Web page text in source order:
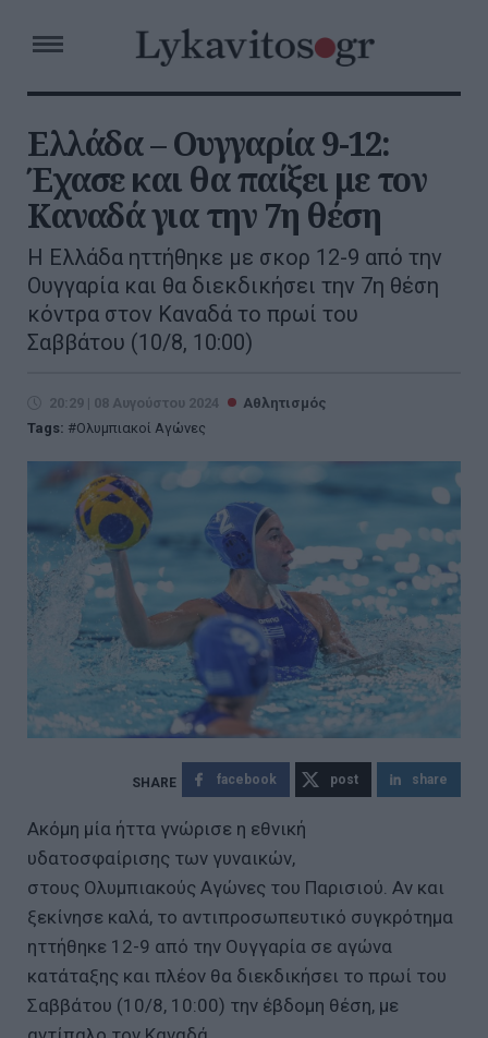
Ελλάδα – Ουγγαρία 9-12:
Έχασε και θα παίξει με τον
Καναδά για την 7η θέση
Η Ελλάδα ηττήθηκε με σκορ 12-9 από την
Ουγγαρία και θα διεκδικήσει την 7η θέση
κόντρα στον Καναδά το πρωί του
Σαββάτου (10/8, 10:00)
20:29 | 08 Αυγούστου 2024
Αθλητισμός
Tags:
Ολυμπιακοί Αγώνες
facebook post share
Ακόμη μία ήττα γνώρισε η εθνική
υδατοσφαίρισης των γυναικών,
στους Ολυμπιακούς Αγώνες του Παρισιού. Αν και
ξεκίνησε καλά, το αντιπροσωπευτικό συγκρότημα
ηττήθηκε 12-9 από την Ουγγαρία σε αγώνα
κατάταξης και πλέον θα διεκδικήσει το πρωί του
Σαββάτου (10/8, 10:00) την έβδομη θέση, με